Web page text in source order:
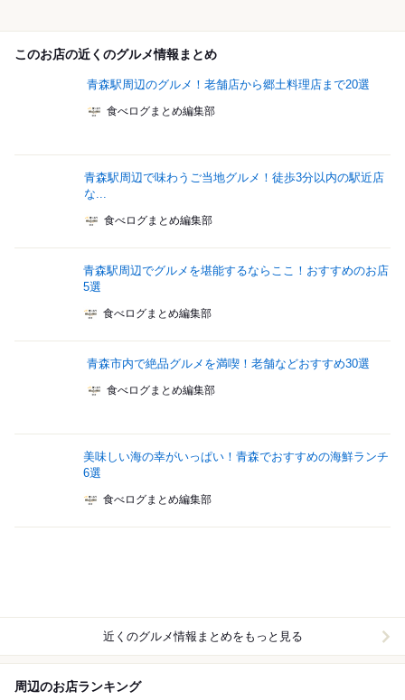
このお店の近くのグルメ情報まとめ
青森駅周辺のグルメ！老舗店から郷土料理店まで20選
食べログまとめ編集部
青森駅周辺で味わうご当地グルメ！徒歩3分以内の駅近店
な...
食べログまとめ編集部
青森駅周辺でグルメを堪能するならここ！おすすめのお店
5選
食べログまとめ編集部
青森市内で絶品グルメを満喫！老舗などおすすめ30選
食べログまとめ編集部
美味しい海の幸がいっぱい！青森でおすすめの海鮮ランチ
6選
食べログまとめ編集部
近くのグルメ情報まとめをもっと見る
周辺のお店ランキング